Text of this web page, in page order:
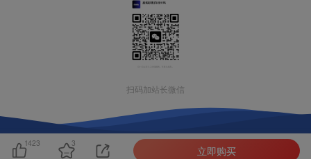
扫码加站长微信
1423 3
立即购买